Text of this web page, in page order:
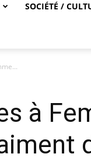
SOCIÉTÉ /
à